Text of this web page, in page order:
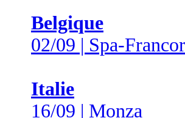
Belgique
02/09 | Spa-
Italie
16/09 | Monza